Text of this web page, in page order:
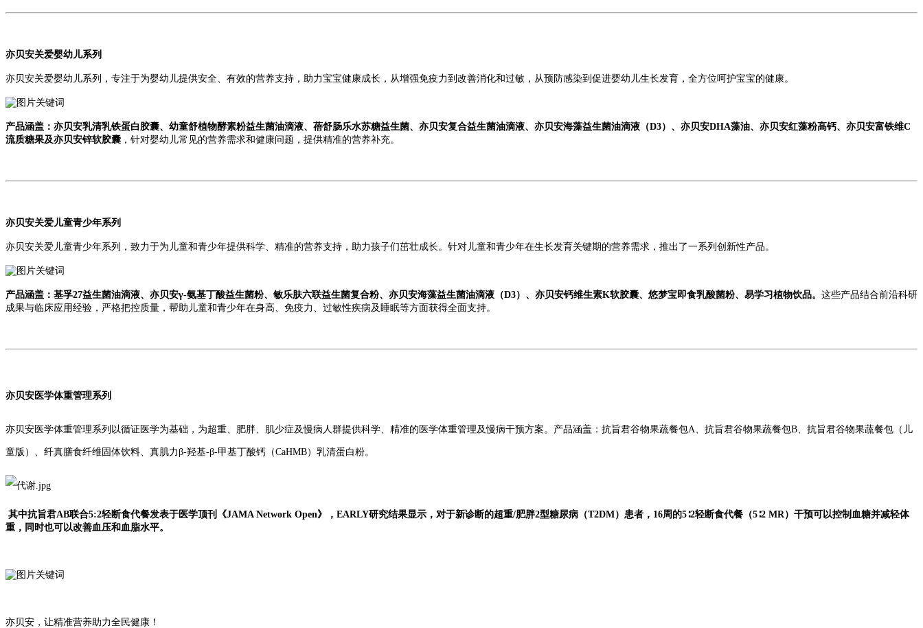
亦贝安关爱婴幼儿系列
亦贝安关爱婴幼儿系列，专注于为婴幼儿提供安全、有效的营养支持，助力宝宝健康成长，从增强免疫力到改善消化和过敏，从预防感染到促进婴幼儿生长发育，全方位呵护宝宝的健康。
产品涵盖：亦贝安乳清乳铁蛋白胶囊、幼童舒植物酵素粉益生菌油滴液、蓓舒肠乐水苏糖益生菌、亦贝安复合益生菌油滴液、亦贝安海藻益生菌油滴液（D3）、亦贝安DHA藻油、亦贝安红藻粉高钙、亦贝安富铁维C
流质糖果及亦贝安锌软胶囊 ， 针对婴幼儿常见的营养需求和健康问题，提供精准的营养补充。
亦贝安关爱儿童青少年系列
亦贝安关爱儿童青少年系列，致力于为儿童和青少年提供科学、精准的营养支持，助力孩子们茁壮成长。针对儿童和青少年在生长发育关键期的营养需求，推出了一系列创新性产品。
产品涵盖：基孚27益生菌油滴液、亦贝安γ-氨基丁酸益生菌粉、敏乐肤六联益生菌复合粉、亦贝安海藻益生菌油滴液（D3）、亦贝安钙维生素K软胶囊、悠梦宝即食乳酸菌粉、易学习植物饮品。 这些产品结合前沿科研
成果与临床应用经验，严格把控质量，帮助儿童和青少年在身高、免疫力、过敏性疾病及睡眠等方面获得全面支持。
亦贝安医学体重管理系列
亦贝安医学体重管理系列以循证医学为基础，为超重、肥胖、肌少症及慢病人群提供科学、精准的医学体重管理及慢病干预方案。 产品涵盖：抗旨君谷物果蔬餐包A、抗旨君谷物果蔬餐包B、抗旨君谷物果蔬餐包（儿
童版）、纤真膳食纤维固体饮料、真肌力β-羟基-β-甲基丁酸钙（CaHMB）乳清蛋白粉。
其中抗旨君AB联合5:2轻断食代餐发表于医学顶刊《JAMA Network Open》，EARLY研究结果显示，对于新诊断的超重/肥胖2型糖尿病（T2DM）患者，16周的5∶2轻断食代餐（5∶2 MR）干预可以控制血糖并减轻体
重，同时也可以改善血压和血脂水平。
亦贝安，让精准营养助力全民健康！